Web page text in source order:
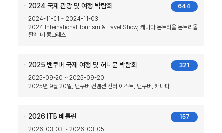
644
2024 국제 관광 및 여행 박람회
2024-11-01 ~ 2024-11-03
2024 International Tourism & Travel Show, 캐나다 몬트리올 몬트리올
팔레 데 콩그레스
321
2025 밴쿠버 국제 여행 및 허니문 박람회
2025-09-20 ~ 2025-09-20
2025년 9월 20일, 밴쿠버 컨벤션 센터 이스트, 밴쿠버, 캐나다
157
2026 ITB 베를린
2026-03-03 ~ 2026-03-05